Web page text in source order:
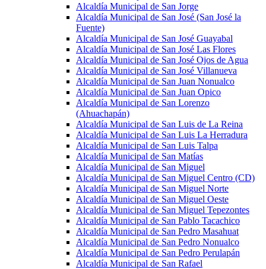
Alcaldía Municipal de San Jorge
Alcaldía Municipal de San José (San José la
Fuente)
Alcaldía Municipal de San José Guayabal
Alcaldía Municipal de San José Las Flores
Alcaldía Municipal de San José Ojos de Agua
Alcaldía Municipal de San José Villanueva
Alcaldía Municipal de San Juan Nonualco
Alcaldía Municipal de San Juan Opico
Alcaldía Municipal de San Lorenzo
(Ahuachapán)
Alcaldía Municipal de San Luis de La Reina
Alcaldía Municipal de San Luis La Herradura
Alcaldía Municipal de San Luis Talpa
Alcaldía Municipal de San Matías
Alcaldía Municipal de San Miguel
Alcaldía Municipal de San Miguel Centro (CD)
Alcaldía Municipal de San Miguel Norte
Alcaldía Municipal de San Miguel Oeste
Alcaldía Municipal de San Miguel Tepezontes
Alcaldía Municipal de San Pablo Tacachico
Alcaldía Municipal de San Pedro Masahuat
Alcaldía Municipal de San Pedro Nonualco
Alcaldía Municipal de San Pedro Perulapán
Alcaldía Municipal de San Rafael